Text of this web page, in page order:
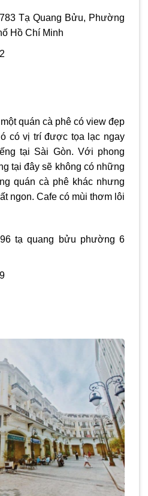
Tạ Quang Bửu, Phường
Hồ Chí Minh
quán cà phê có view đẹp
có vị trí được tọa lạc ngay
tại Sài Gòn. Với phong
tại đây sẽ không có những
quán cà phê khác nhưng
ngon. Cafe có mùi thơm lôi
tạ quang bửu phường 6